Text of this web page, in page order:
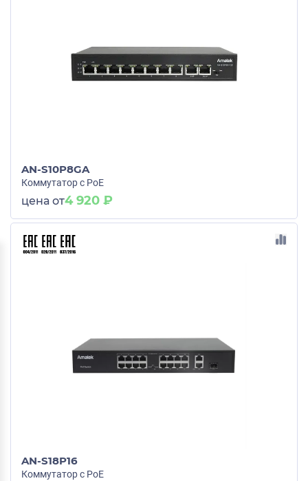
AN-S10P8GA
Коммутатор с PoE
цена от4 920 ₽
AN-S18P16
Коммутатор с PoE